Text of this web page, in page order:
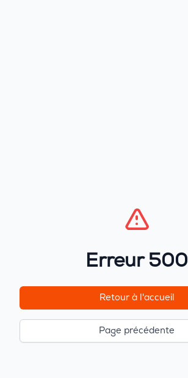
Erreur 500
Retour à l'accueil
Page précédente